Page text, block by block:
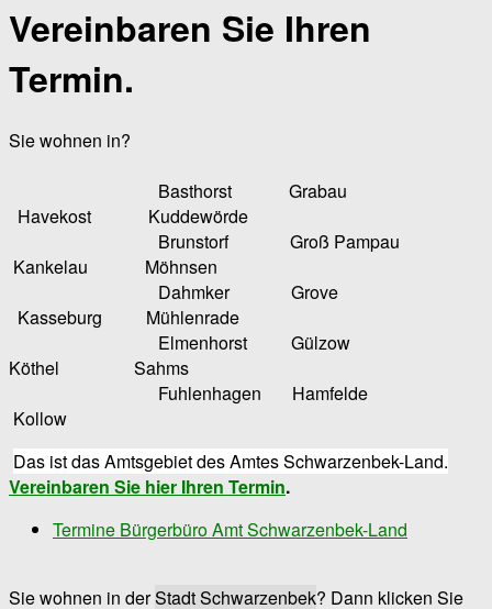
Vereinbaren Sie Ihren
Termin.
Sie wohnen in?
Basthorst Grabau
Havekost Kuddewörde
Brunstorf Groß Pampau
Kankelau Möhnsen
Dahmker Grove
Kasseburg Mühlenrade
Elmenhorst Gülzow
Köthel Sahms
Fuhlenhagen Hamfelde
Kollow
Das ist das Amtsgebiet des Amtes Schwarzenbek-Land.
Vereinbaren Sie hier Ihren Termin.
Termine Bürgerbüro Amt Schwarzenbek-Land
Sie wohnen in derStadt Schwarzenbek? Dann klicken Sie